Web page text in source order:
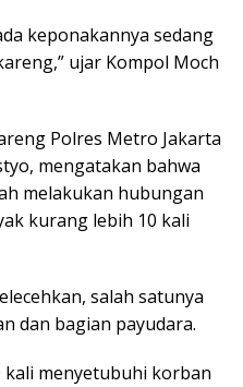
keponakannya sedang
ujar Kompol Moch
Polres Metro Jakarta
mengatakan bahwa
melakukan hubungan
kurang lebih 10 kali
salah satunya
dan bagian payudara.
kali menyetubuhi korban